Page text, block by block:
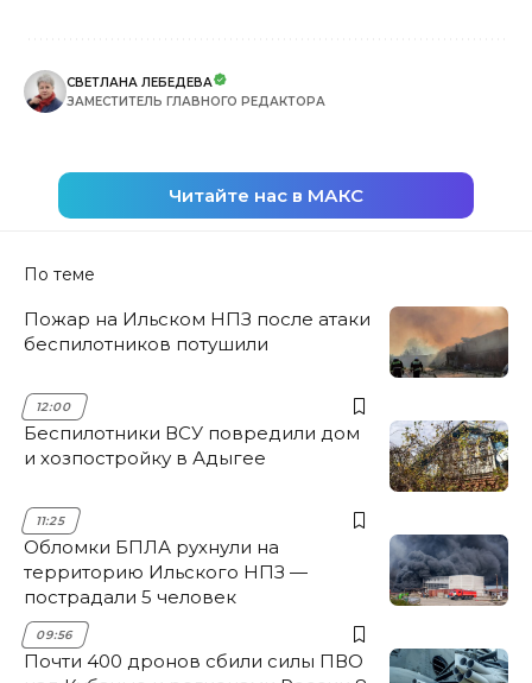
СВЕТЛАНА ЛЕБЕДЕВА
ЗАМЕСТИТЕЛЬ ГЛАВНОГО РЕДАКТОРА
Читайте нас в МАКС
По теме
Пожар на Ильском НПЗ после атаки
беспилотников потушили
12:00
Беспилотники ВСУ повредили дом
и хозпостройку в Адыгее
11:25
Обломки БПЛА рухнули на
территорию Ильского НПЗ —
пострадали 5 человек
09:56
Почти 400 дронов сбили силы ПВО